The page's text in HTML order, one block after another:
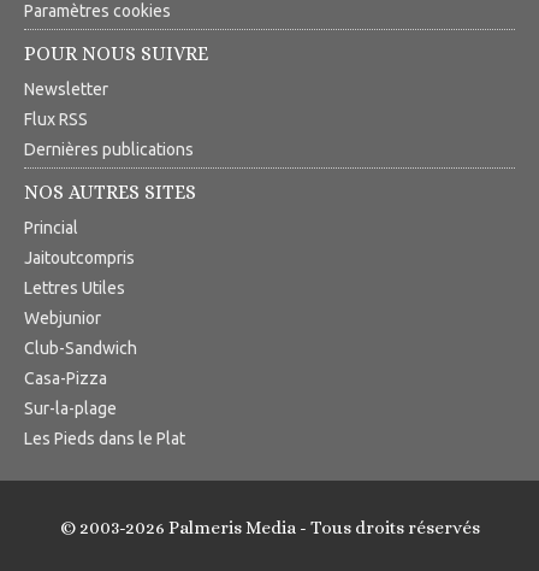
Paramètres cookies
POUR NOUS SUIVRE
Newsletter
Flux RSS
Dernières publications
NOS AUTRES SITES
Princial
Jaitoutcompris
Lettres Utiles
Webjunior
Club-Sandwich
Casa-Pizza
Sur-la-plage
Les Pieds dans le Plat
© 2003-2026 Palmeris Media - Tous droits réservés